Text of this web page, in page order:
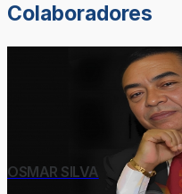
Colaboradores
OSMAR SILVA